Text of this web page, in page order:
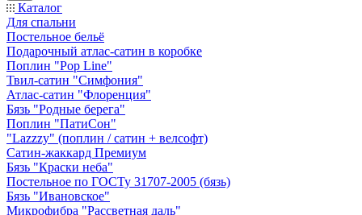
Каталог
Для спальни
Постельное бельё
Подарочный атлас-сатин в коробке
Поплин "Pop Line"
Твил-сатин "Симфония"
Атлас-сатин "Флоренция"
Бязь "Родные берега"
Поплин "ПатиСон"
"Lazzzy" (поплин / сатин + велсофт)
Сатин-жаккард Премиум
Бязь "Краски неба"
Постельное по ГОСТу 31707-2005 (бязь)
Бязь "Ивановское"
Микрофибра "Рассветная даль"